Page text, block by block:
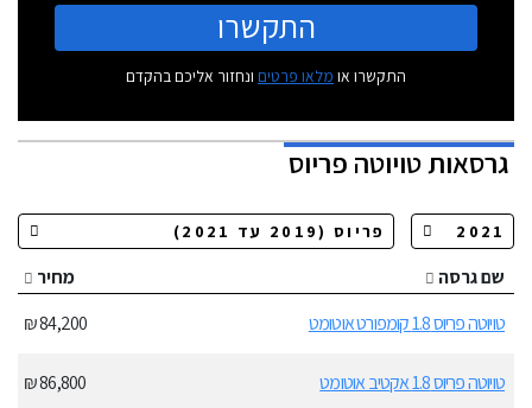
התקשרו
התקשרו או מלאו פרטים ונחזור אליכם בהקדם
גרסאותטויוטה פריוס
שם גרסה
מחיר
טויוטה פריוס 1.8 קומפורט אוטומט
84,200 ₪
טויוטה פריוס 1.8 אקטיב אוטומט
86,800 ₪